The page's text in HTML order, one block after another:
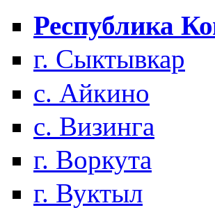
Республика
г. Сыктывкар
с. Айкино
с. Визинга
г. Воркута
г. Вуктыл